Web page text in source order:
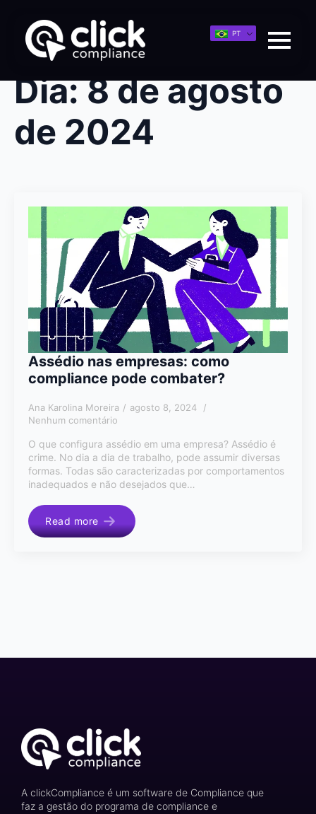
PT
Dia:8 de agosto
de 2024
Assédio nas empresas: como
compliance pode combater?
Ana Karolina Moreira
agosto 8, 2024
Nenhum comentário
O que configura assédio em uma empresa? Assédio é
crime. No dia a dia de trabalho, pode assumir diversas
formas. Todas são caracterizadas por comportamentos
inadequados e não desejados que…
Read more
A clickCompliance é um software de Compliance que
faz a gestão do programa de compliance e